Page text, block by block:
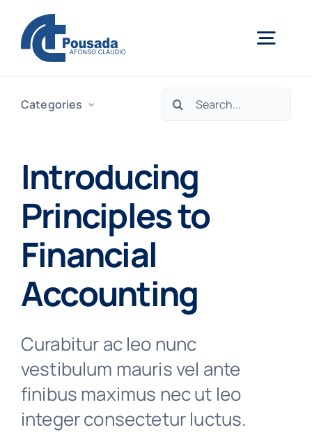
content
Faça Sua Reserva
Categories
Search
Introducing
Principles to
Financial
Accounting
Curabitur ac leo nunc
vestibulum mauris vel ante
finibus maximus nec ut leo
integer consectetur luctus.